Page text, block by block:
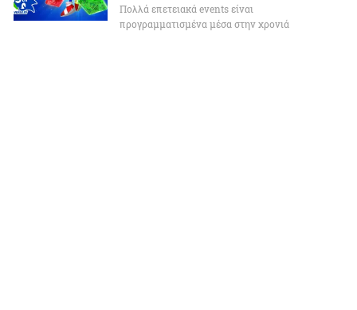
Πολλά επετειακά events είναι
προγραμματισμένα μέσα στην χρονιά